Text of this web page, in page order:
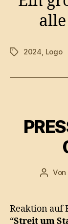
Schlagwörter
2024, Logo
Von
Reaktion auf
“Streit um